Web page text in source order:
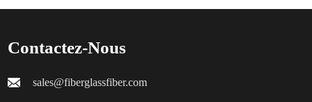
Contactez-Nous
sales@fiberglassfiber.com